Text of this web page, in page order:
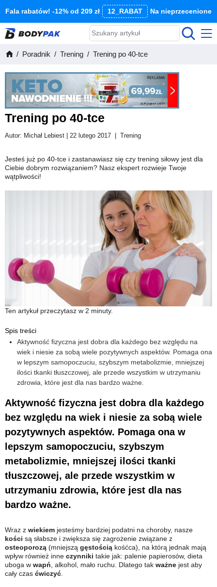
Fala rabatów! -12% od 209 zł 12_RABAT Na nieprzecenione
Poradnik Trening Trening po 40-tce
Trening po 40-tce
Autor: Michał Lebiest | 22 lutego 2017 Trening
Jesteś już po 40-tce i zastanawiasz się czy trening siłowy jest dla
Ciebie dobrym rozwiązaniem? Nasz ekspert rozwieje Twoje
wątpliwości!
Ten artykuł przeczytasz w 2 minuty.
Spis treści
Aktywność fizyczna jest dobra dla każdego bez względu na
wiek i niesie za sobą wiele pozytywnych aspektów. Pomaga ona
w lepszym samopoczuciu, szybszym metabolizmie, mniejszej
ilości tkanki tłuszczowej, ale przede wszystkim w utrzymaniu
zdrowia, które jest dla nas bardzo ważne.
Aktywność fizyczna jest dobra dla każdego
bez względu na wiek i niesie za sobą wiele
pozytywnych aspektów. Pomaga ona w
lepszym samopoczuciu, szybszym
metabolizmie, mniejszej ilości tkanki
tłuszczowej, ale przede wszystkim w
utrzymaniu zdrowia, które jest dla nas
bardzo ważne.
Wraz z wiekiem jesteśmy bardziej podatni na choroby, nasze
kości są słabsze i zwiększa się zagrożenie związane z
osteoporozą (mniejszą gęstością kośćca), na którą jednak mają
wpływ również inne czynniki takie jak: palenie papierosów, dieta
uboga w wapń , alkohol, mało ruchu. Dlatego tak ważne jest aby
cały czas ćwiczyć